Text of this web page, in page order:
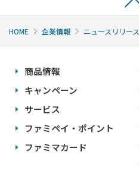
HOME 企業情報 ニュースリリース
商品情報
キャンペーン
サービス
ファミペイ・ポイント
ファミマカード